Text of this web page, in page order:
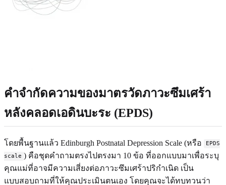
คำจำกัดความของมาตรวัดภาวะซึมเศร้า
หลังคลอดเอดินบะระ (EPDS)
โดยพื้นฐานแล้ว Edinburgh Postnatal Depression Scale (หรือ
EPDS
scale ) คือชุดคำถามตรงไปตรงมา 10 ข้อ ที่ออกแบบมาเพื่อระบุ
คุณแม่ที่อาจมีความเสี่ยงต่อภาวะซึมเศร้าปริกำเนิด เป็น
แบบสอบถามที่ให้คุณประเมินตนเอง โดยคุณจะได้ทบทวนว่า